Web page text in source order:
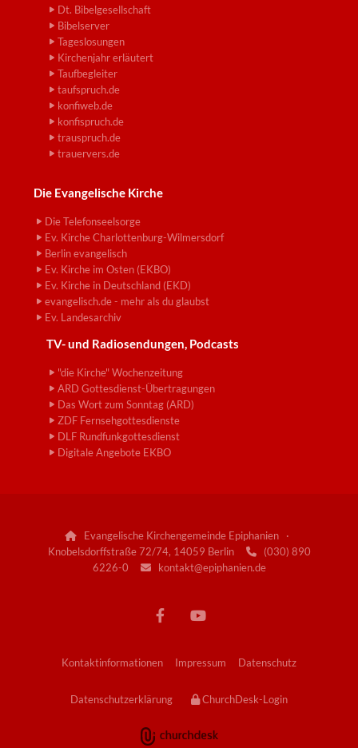
Dt. Bibelgesellschaft
Bibelserver
Tageslosungen
Kirchenjahr erläutert
Taufbegleiter
taufspruch.de
konfiweb.de
konfispruch.de
trauspruch.de
trauervers.de
Die Evangelische Kirche
Die Telefonseelsorge
Ev. Kirche Charlottenburg-Wilmersdorf
Berlin evangelisch
Ev. Kirche im Osten (EKBO)
Ev. Kirche in Deutschland (EKD)
evangelisch.de - mehr als du glaubst
Ev. Landesarchiv
TV- und Radiosendungen, Podcasts
"die Kirche" Wochenzeitung
ARD Gottesdienst-Übertragungen
Das Wort zum Sonntag (ARD)
ZDF Fernsehgottesdienste
DLF Rundfunkgottesdienst
Digitale Angebote EKBO
Evangelische Kirchengemeinde Epiphanien ·
Knobelsdorffstraße 72/74, 14059 Berlin
(030) 890
6226-0
kontakt@epiphanien.de
Kontaktinformationen Impressum Datenschutz
Datenschutzerklärung ChurchDesk-Login